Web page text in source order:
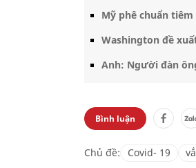
Mỹ phê chuẩn
Washington đề
Anh: Người đàn
Bình luận
Chủ đề: Covid- 19